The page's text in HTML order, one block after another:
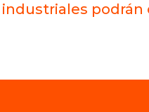
podrán